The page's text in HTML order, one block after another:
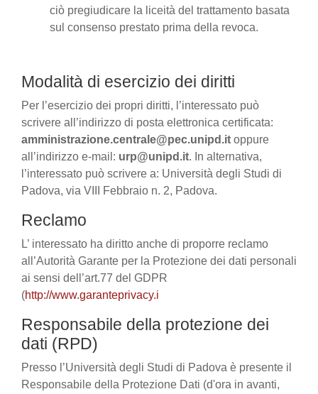
ciò pregiudicare la liceità del trattamento basata
sul consenso prestato prima della revoca.
Modalità di esercizio dei diritti
Per l’esercizio dei propri diritti, l’interessato può
scrivere all’indirizzo di posta elettronica certificata:
amministrazione.centrale@pec.unipd.it oppure
all’indirizzo e-mail: urp@unipd.it. In alternativa,
l’interessato può scrivere a: Università degli Studi di
Padova, via VIII Febbraio n. 2, Padova.
Reclamo
L’ interessato ha diritto anche di proporre reclamo
all’Autorità Garante per la Protezione dei dati personali
ai sensi dell’art.77 del GDPR
(http://www.garanteprivacy.i
Responsabile della protezione dei
dati (RPD)
Presso l’Università degli Studi di Padova è presente il
Responsabile della Protezione Dati (d'ora in avanti,